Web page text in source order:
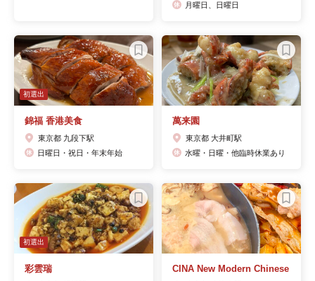
月曜日、日曜日
初選出
錦福 香港美食
東京都 九段下駅
日曜日・祝日・年末年始
萬来園
東京都 大井町駅
水曜・日曜・他臨時休業あり
初選出
彩雲瑞 CINA New Modern Chinese